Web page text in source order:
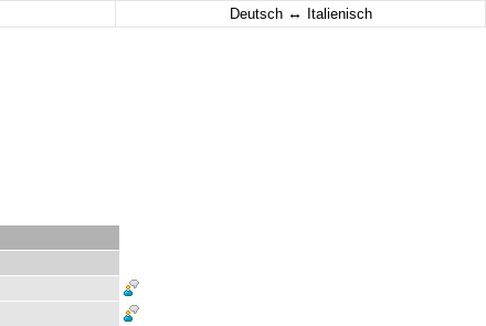
Deutsch ↔ Italienisch